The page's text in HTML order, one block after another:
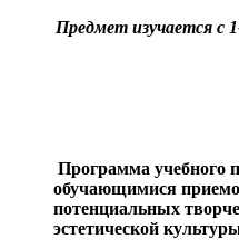
Предмет изучается с
Программа учебного
обучающимися
потенциальных
эстетической